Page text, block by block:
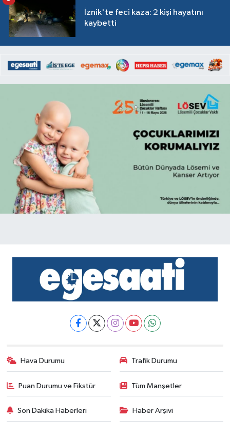
İznik'te feci kaza: 2 kişi hayatını
kaybetti
Hava Durumu Trafik Durumu
Puan Durumu ve Fikstür Tüm Manşetler
Son Dakika Haberleri Haber Arşivi